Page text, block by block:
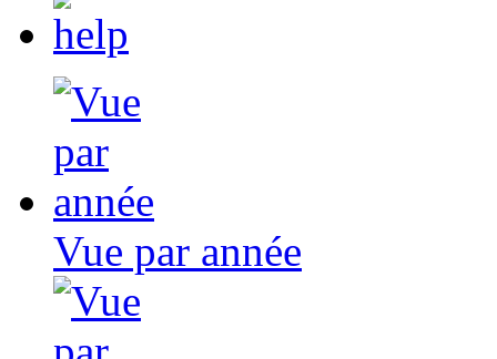
Vue par année